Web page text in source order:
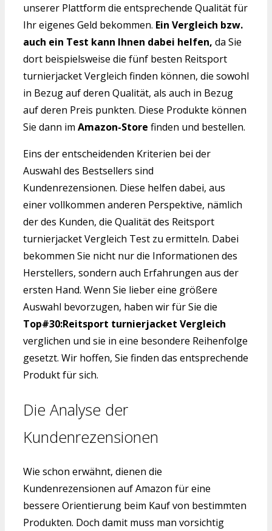
unserer Plattform die entsprechende Qualität für
Ihr eigenes Geld bekommen. Ein Vergleich bzw.
auch ein Test kann Ihnen dabei helfen, da Sie
dort beispielsweise die fünf besten Reitsport
turnierjacket Vergleich finden können, die sowohl
in Bezug auf deren Qualität, als auch in Bezug
auf deren Preis punkten. Diese Produkte können
Sie dann im Amazon-Store finden und bestellen.
Eins der entscheidenden Kriterien bei der
Auswahl des Bestsellers sind
Kundenrezensionen. Diese helfen dabei, aus
einer vollkommen anderen Perspektive, nämlich
der des Kunden, die Qualität des Reitsport
turnierjacket Vergleich Test zu ermitteln. Dabei
bekommen Sie nicht nur die Informationen des
Herstellers, sondern auch Erfahrungen aus der
ersten Hand. Wenn Sie lieber eine größere
Auswahl bevorzugen, haben wir für Sie die
Top#30:Reitsport turnierjacket Vergleich
verglichen und sie in eine besondere Reihenfolge
gesetzt. Wir hoffen, Sie finden das entsprechende
Produkt für sich.
Die Analyse der
Kundenrezensionen
Wie schon erwähnt, dienen die
Kundenrezensionen auf Amazon für eine
bessere Orientierung beim Kauf von bestimmten
Produkten. Doch damit muss man vorsichtig